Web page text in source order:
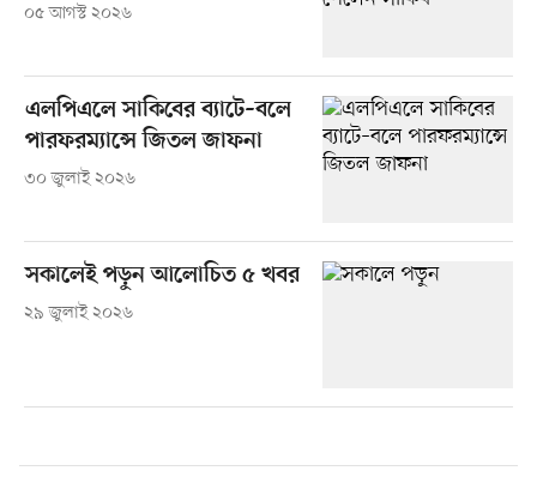
০৫ আগস্ট ২০২৬
এলপিএলে সাকিবের ব্যাটে–বলে
পারফরম্যান্সে জিতল জাফনা
৩০ জুলাই ২০২৬
সকালেই পড়ুন আলোচিত ৫ খবর
২৯ জুলাই ২০২৬